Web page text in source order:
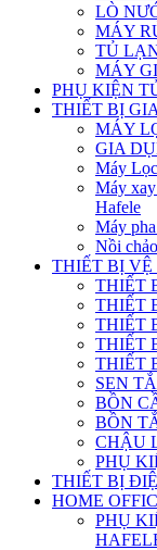
LÒ
MÁY
TỦ
MÁY
PHỤ KIỆN
THIẾT BỊ
MÁY
GIA
Máy
Máy
Hafele
Máy
Nồi
THIẾT BỊ VỆ
THIẾT
THIẾT
THIẾT
THIẾT
THIẾT
SEN
BỒN
BỒN
CHẬU
PHỤ
THIẾT BỊ
HOME
PHỤ